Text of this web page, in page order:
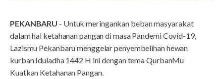
PEKANBARU - Untuk meringankan beban masyarakat
dalam hal ketahanan pangan di masa Pandemi Covid-19,
Lazismu Pekanbaru menggelar penyembelihan hewan
kurban Iduladha 1442 H ini dengan tema QurbanMu
Kuatkan Ketahanan Pangan.